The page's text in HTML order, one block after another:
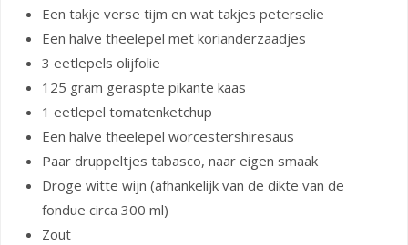
Een takje verse tijm en wat takjes peterselie
Een halve theelepel met korianderzaadjes
3 eetlepels olijfolie
125 gram geraspte pikante kaas
1 eetlepel tomatenketchup
Een halve theelepel worcestershiresaus
Paar druppeltjes tabasco, naar eigen smaak
Droge witte wijn (afhankelijk van de dikte van de
fondue circa 300 ml)
Zout